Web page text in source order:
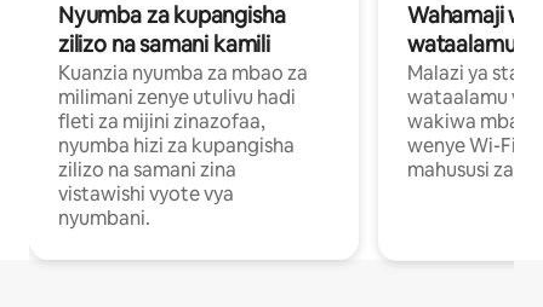
Nyumba za kupangisha
zilizo na samani kamili
Kuanzia nyumba za mbao za
milimani zenye utulivu hadi
fleti za mijini zinazofaa,
nyumba hizi za kupangisha
zilizo na samani zina
vistawishi vyote vya
nyumbani.
Wahamaji
wataalamu
Malazi ya
wataalamu
wakiwa mbali
wenye Wi-Fi
mahususi za